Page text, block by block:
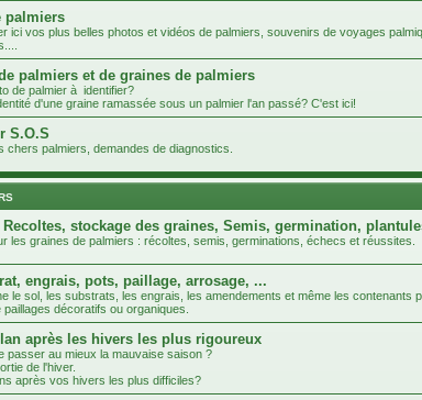
palmiers
ici vos plus belles photos et vidéos de palmiers, souvenirs de voyages
palmiers et de graines de palmiers
de palmier à identifier?
d'une graine ramassée sous un palmier l'an passé? C'est ici!
S.O.S
chers palmiers, demandes de diagnostics.
stockage des graines, Semis, germination,
les graines de palmiers : récoltes, semis, germinations, échecs et réussites.
engrais, pots, paillage, arrosage, ...
le sol, les substrats, les engrais, les amendements et même les contenants
décoratifs ou organiques.
après les hivers les plus rigoureux
passer au mieux la mauvaise saison ?
de l'hiver.
après vos hivers les plus difficiles?